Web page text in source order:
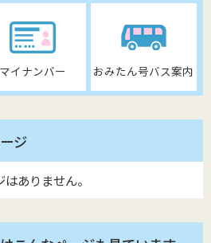
マイナンバー おみたん号バス案内
ジ
ありません。